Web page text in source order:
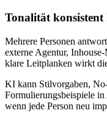
Tonalität konsistent
Mehrere Personen
externe Agentur,
klare Leitplanken wirkt
KI kann Stilvorgaben,
Formulierungsbeispiele
wenn jede Person neu